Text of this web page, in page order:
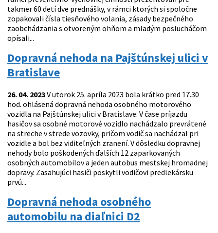
takmer 60 detí dve prednášky, v rámci ktorých si spoločne
zopakovali čísla tiesňového volania, zásady bezpečného
zaobchádzania s otvoreným ohňom a mladým poslucháčom
opísali...
Dopravná nehoda na Pajštúnskej ulici v
Bratislave
26. 04. 2023V utorok 25. apríla 2023 bola krátko pred 17.30
hod. ohlásená dopravná nehoda osobného motorového
vozidla na Pajštúnskej ulici v Bratislave. V čase príjazdu
hasičov sa osobné motorové vozidlo nachádzalo prevrátené
na streche v strede vozovky, pričom vodič sa nachádzal pri
vozidle a bol bez viditeľných zranení. V dôsledku dopravnej
nehody bolo poškodených ďalších 12 zaparkovaných
osobných automobilov a jeden autobus mestskej hromadnej
dopravy. Zasahujúci hasiči poskytli vodičovi predlekársku
prvú...
Dopravná nehoda osobného
automobilu na diaľnici D2